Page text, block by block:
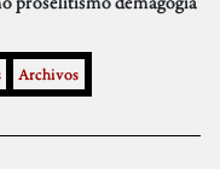
Archivos